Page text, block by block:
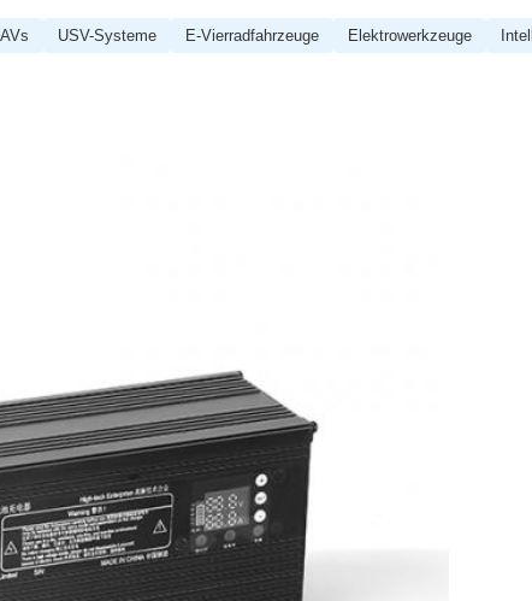
USV-Systeme E-Vierradfahrzeuge Elektrowerkzeuge